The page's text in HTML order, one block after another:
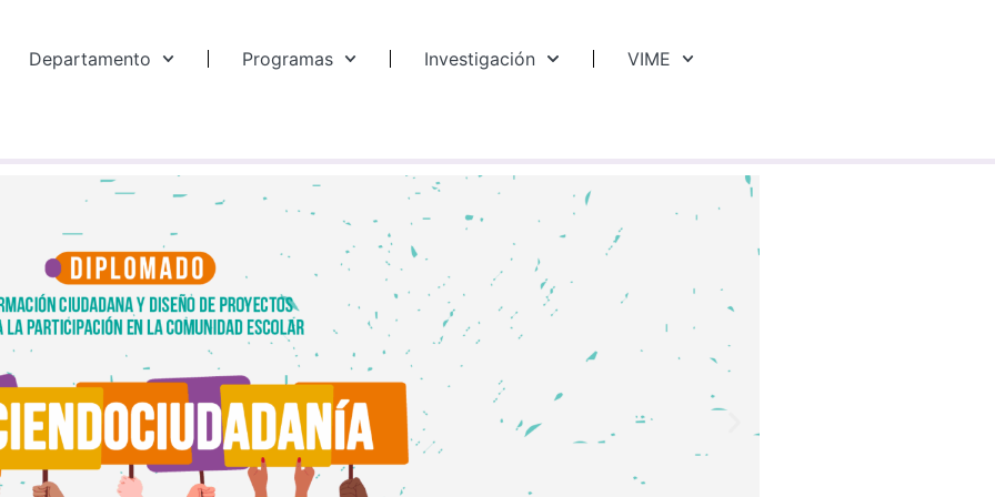
Departamento Programas Investigación VIME